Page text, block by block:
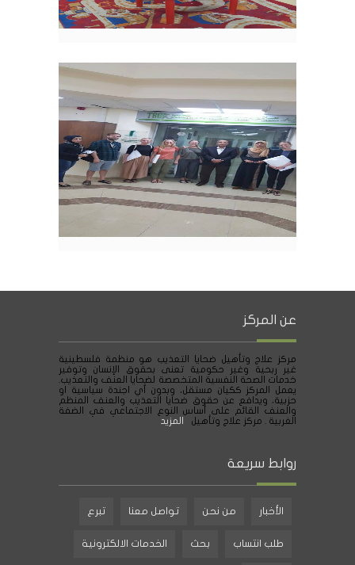
عن المركز
مركز علاج وتأهيل ضحايا التعذيب هو منظمة فلسطينية
غير ربحية وغير حكومية تعنى بحقوق الإنسان وتوفير
خدمات الصحة النفسية المتخصصة لضحايا العنف والتعذيب.
يعمل المركز ككيان مستقل، وبدون أي اجندة سياسية او
حزبية، ويدافع عن حقوق ضحايا التعذيب والعنف المنظم
والعنف القائم على أساس النوع الاجتماعي في الضفة
الغربية . مركز علاج وتأهيل
المزيد
روابط سريعة
الأخبار من نحن تواصل معنا تبرع
طلب انتساب بحث الخدمات الالكترونية